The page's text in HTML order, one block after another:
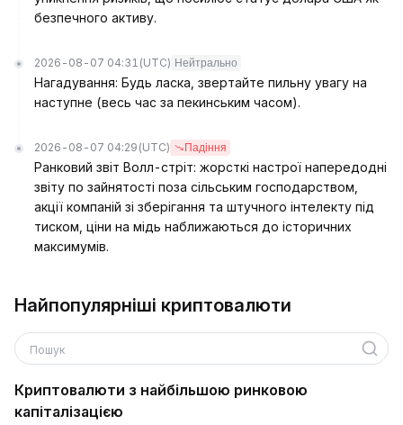
безпечного активу.
2026-08-07 04:31 (UTC) Нейтрально
Нагадування: Будь ласка, звертайте пильну увагу на
наступне (весь час за пекинським часом).
2026-08-07 04:29 (UTC) Падіння
Ранковий звіт Волл-стріт: жорсткі настрої напередодні
звіту по зайнятості поза сільським господарством,
акції компаній зі зберігання та штучного інтелекту під
тиском, ціни на мідь наближаються до історичних
максимумів.
Найпопулярніші криптовалюти
Пошук
Криптовалюти з найбільшою ринковою
капіталізацією